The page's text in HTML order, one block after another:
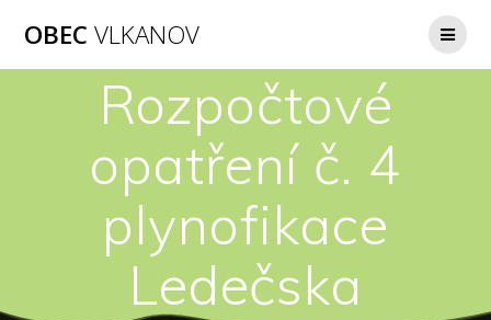
OBEC VLKANOV
Rozpočtové
opatření č. 4
plynofikace
Ledečska